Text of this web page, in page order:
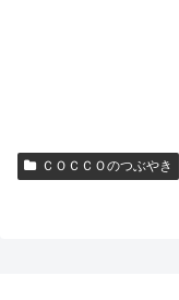
ＣＯＣＣＯのつぶやき